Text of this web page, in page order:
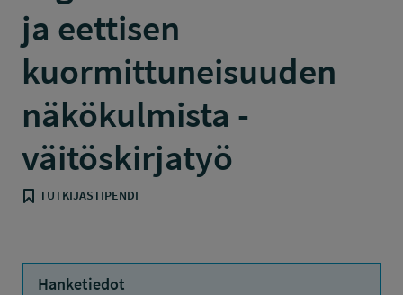
ja eettisen
kuormittuneisuuden
näkökulmista -
väitöskirjatyö
TUTKIJASTIPENDI
Hanketiedot